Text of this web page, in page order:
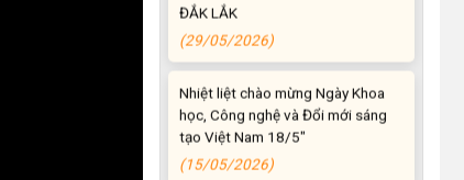
(29/05/2026)
Nhiệt liệt chào mừng Ngày Khoa
học, Công nghệ và Đổi mới sáng
tạo Việt Nam 18/5"
(15/05/2026)